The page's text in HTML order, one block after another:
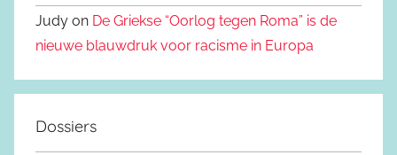
Judy on De Griekse “Oorlog tegen Roma” is de
nieuwe blauwdruk voor racisme in Europa
Dossiers